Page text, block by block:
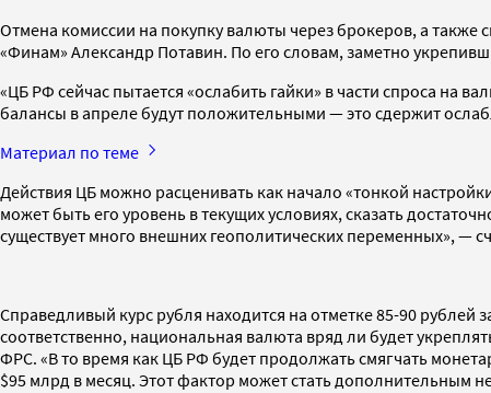
Отмена комиссии на покупку валюты через брокеров, а также
«Финам» Александр Потавин. По его словам, заметно
«ЦБ РФ сейчас пытается «ослабить гайки» в части спроса на
балансы в апреле будут положительными — это сдержит
Материал по теме
Действия ЦБ можно расценивать как начало «тонкой
может быть его уровень в текущих условиях, сказать
существует много внешних геополитических переменных», —
Справедливый курс рубля находится на отметке 85-90
соответственно, национальная валюта вряд ли будет
ФРС. «В то время как ЦБ РФ будет продолжать смягчать
$95 млрд в месяц. Этот фактор может стать дополнительным